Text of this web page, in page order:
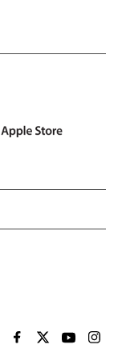
EL PAÍS BRASIL EN
EL PAÍSEL PAÍS
EL